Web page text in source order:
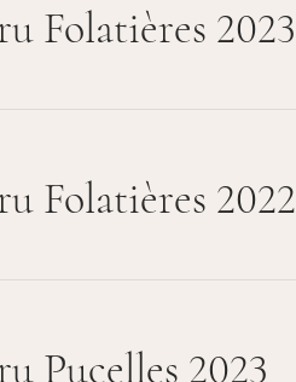
Folatières 2023
Folatières 2022
Pucelles 2023